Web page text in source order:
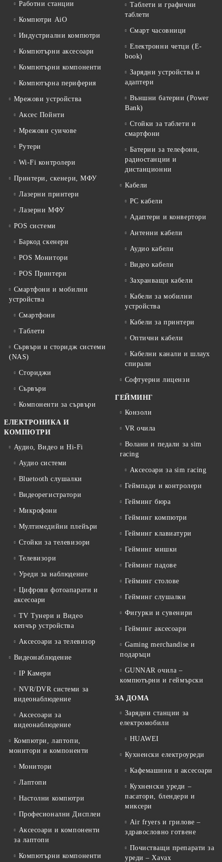
Работни станции
Компютри AiO
Индустриални компютри
Компютърни аксесоари
Компютърни компоненти
Компютърна периферия
Мрежови устройства
Аксес Пойнти
Мрежови суичове
Рутери
Wi-Fi контролери
Принтери, скенери, МФУ
Лазерни принтери
Лазерни МФУ
POS системи
Баркод скенери
POS Монитори
POS Принтери
Смартфони и мобилни
устройства
Смартфони
Таблети
Сървъри и сторидж системи
(NAS)
Сториджи
Сървъри
Компоненти за сървъри
ЕЛЕКТРОНИКА И
КОМПЮТРИ
Аудио, Видео и Hi-Fi
Аудио системи
Bluetooth слушалки
Видеорегистратори
Микрофони
Мултимедийни плейъри
Стойки за телевизори
Телевизори
Уреди за наблюдение
Цифрови фотоапарати и
аксесоари
TV Тунери и Видео
кепчър устройства
Аксесоари за телевизор
Видеонаблюдение
IP Камери
NVR/DVR системи за
видеонаблюдение
Аксесоари за
видеонаблюдение
Компютри, лаптопи,
монитори и компоненти
Монитори
Лаптопи
Настолни компютри
Професионални Дисплеи
Аксесоари и компоненти
за лаптопи
Компютърни компоненти
Таблети и графични
таблети
Смарт часовници
Електронни четци (E-
book)
Зарядни устройства и
адаптери
Външни батерии (Power
Bank)
Стойки за таблети и
смартфони
Батерии за телефони,
радиостанции и
дистанционни
Кабели
PC кабели
Адаптери и конвертори
Антенни кабели
Аудио кабели
Видео кабели
Захранващи кабели
Кабели за мобилни
устройства
Кабели за принтери
Оптични кабели
Кабелни канали и шлаух
спирали
Софтуерни лицензи
ГЕЙМИНГ
Конзоли
VR очила
Волани и педали за sim
racing
Аксесоари за sim racing
Геймпади и контролери
Гейминг бюра
Гейминг компютри
Гейминг клавиатури
Гейминг мишки
Гейминг падове
Гейминг столове
Гейминг слушалки
Фигурки и сувенири
Гейминг аксесоари
Gaming merchandise и
подаръци
GUNNAR очила –
компютърни и геймърски
ЗА ДОМА
Зарядни станции за
електромобили
HUAWEI
Кухненски електроуреди
Кафемашини и аксесоари
Кухненски уреди –
пасатори, блендери и
миксери
Air fryers и грилове –
здравословно готвене
Почистващи препарати за
уреди – Xavax